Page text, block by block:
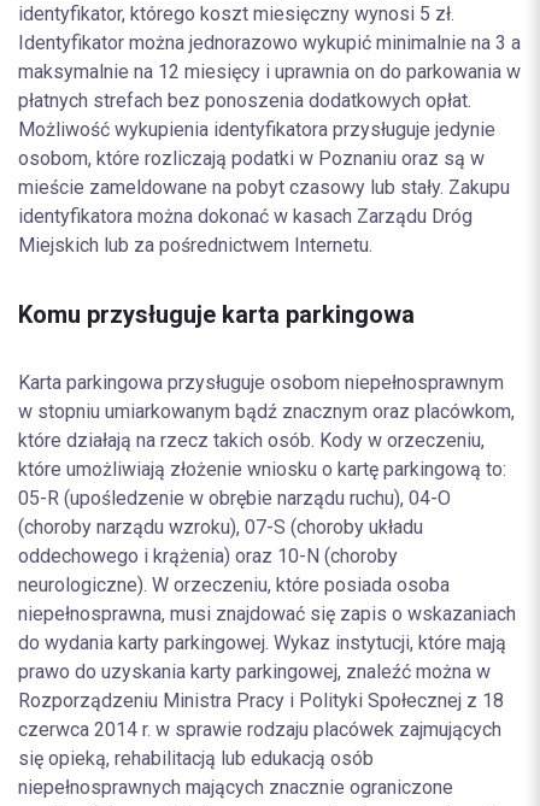
identyfikator, którego koszt miesięczny wynosi 5 zł.
Identyfikator można jednorazowo wykupić minimalnie na 3 a
maksymalnie na 12 miesięcy i uprawnia on do parkowania w
płatnych strefach bez ponoszenia dodatkowych opłat.
Możliwość wykupienia identyfikatora przysługuje jedynie
osobom, które rozliczają podatki w Poznaniu oraz są w
mieście zameldowane na pobyt czasowy lub stały. Zakupu
identyfikatora można dokonać w kasach Zarządu Dróg
Miejskich lub za pośrednictwem Internetu.
Komu przysługuje karta parkingowa
Karta parkingowa przysługuje osobom niepełnosprawnym
w stopniu umiarkowanym bądź znacznym oraz placówkom,
które działają na rzecz takich osób. Kody w orzeczeniu,
które umożliwiają złożenie wniosku o kartę parkingową to:
05-R (upośledzenie w obrębie narządu ruchu), 04-O
(choroby narządu wzroku), 07-S (choroby układu
oddechowego i krążenia) oraz 10-N (choroby
neurologiczne). W orzeczeniu, które posiada osoba
niepełnosprawna, musi znajdować się zapis o wskazaniach
do wydania karty parkingowej. Wykaz instytucji, które mają
prawo do uzyskania karty parkingowej, znaleźć można w
Rozporządzeniu Ministra Pracy i Polityki Społecznej z 18
czerwca 2014 r. w sprawie rodzaju placówek zajmujących
się opieką, rehabilitacją lub edukacją osób
niepełnosprawnych mających znacznie ograniczone